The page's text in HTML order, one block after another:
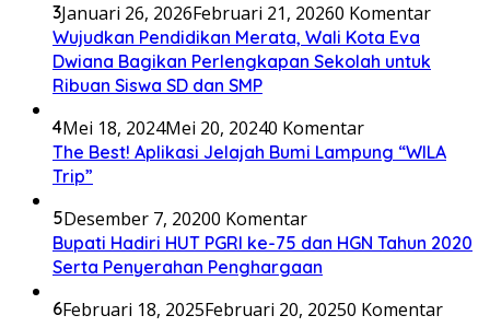
3Januari 26, 2026Februari 21, 20260 Komentar
Wujudkan Pendidikan Merata, Wali Kota Eva
Dwiana Bagikan Perlengkapan Sekolah untuk
Ribuan Siswa SD dan SMP
4Mei 18, 2024Mei 20, 20240 Komentar
The Best! Aplikasi Jelajah Bumi Lampung “WILA
Trip”
5Desember 7, 20200 Komentar
Bupati Hadiri HUT PGRI ke-75 dan HGN Tahun 2020
Serta Penyerahan Penghargaan
6Februari 18, 2025Februari 20, 20250 Komentar